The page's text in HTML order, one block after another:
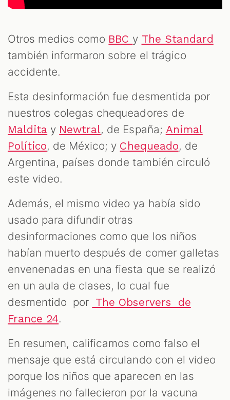
Otros medios como BBC y The Standard
también informaron sobre el trágico
accidente.
Esta desinformación fue desmentida por
nuestros colegas chequeadores de
Maldita y Newtral, de España; Animal
Político, de México; y Chequeado, de
Argentina, países donde también circuló
este video.
Además, el mismo video ya había sido
usado para difundir otras
desinformaciones como que los niños
habían muerto después de comer galletas
envenenadas en una fiesta que se realizó
en un aula de clases, lo cual fue
desmentido por The Observers de
France 24.
En resumen, calificamos como falso el
mensaje que está circulando con el video
porque los niños que aparecen en las
imágenes no fallecieron por la vacuna